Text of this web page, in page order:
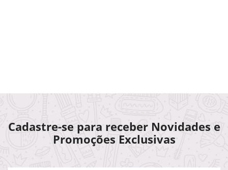
Cadastre-se para receber Novidades e
Promoções Exclusivas